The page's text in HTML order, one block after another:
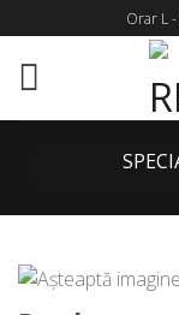
to
content
Orar L